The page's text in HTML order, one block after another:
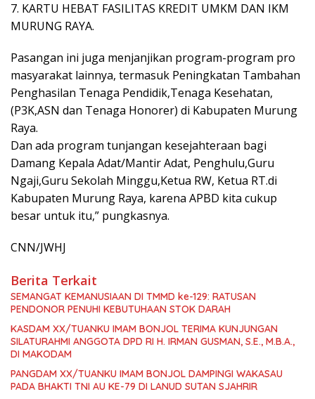
7. KARTU HEBAT FASILITAS KREDIT UMKM DAN IKM
MURUNG RAYA.
Pasangan ini juga menjanjikan program-program pro
masyarakat lainnya, termasuk Peningkatan Tambahan
Penghasilan Tenaga Pendidik,Tenaga Kesehatan,
(P3K,ASN dan Tenaga Honorer) di Kabupaten Murung
Raya.
Dan ada program tunjangan kesejahteraan bagi
Damang Kepala Adat/Mantir Adat, Penghulu,Guru
Ngaji,Guru Sekolah Minggu,Ketua RW, Ketua RT.di
Kabupaten Murung Raya, karena APBD kita cukup
besar untuk itu,” pungkasnya.
CNN/JWHJ
Berita Terkait
SEMANGAT KEMANUSIAAN DI TMMD ke-129: RATUSAN
PENDONOR PENUHI KEBUTUHAAN STOK DARAH
KASDAM XX/TUANKU IMAM BONJOL TERIMA KUNJUNGAN
SILATURAHMI ANGGOTA DPD RI H. IRMAN GUSMAN, S.E., M.B.A.,
DI MAKODAM
PANGDAM XX/TUANKU IMAM BONJOL DAMPINGI WAKASAU
PADA BHAKTI TNI AU KE-79 DI LANUD SUTAN SJAHRIR